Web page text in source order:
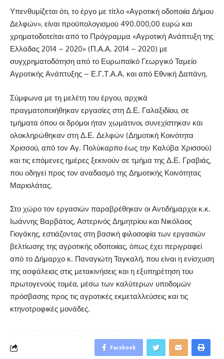
Υπενθυμίζεται ότι, το έργο με τίτλο «Αγροτική οδοποιία Δήμου
Δελφών», είναι προϋπολογισμού 490.000,00 ευρώ και
χρηματοδοτείται από το Πρόγραμμα «Αγροτική Ανάπτυξη της
Ελλάδας 2014 – 2020» (Π.Α.Α. 2014 – 2020) με
συγχρηματοδότηση από το Ευρωπαϊκό Γεωργικό Ταμείο
Αγροτικής Ανάπτυξης – Ε.Γ.Τ.Α.Α. και από Εθνική Δαπάνη.
Σύμφωνα με τη μελέτη του έργου, αρχικά
πραγματοποιήθηκαν εργασίες στη Δ.Ε. Γαλαξιδίου, σε
τμήματα όπου οι δρόμοι ήταν χωμάτινοι, συνεχίστηκαν και
ολοκληρώθηκαν στη Δ.Ε. Δελφών (Δημοτική Κοινότητα
Χρισσού, από τον Αγ. Πολύκαρπο έως την Καλύβα Χρισσού)
και τις επόμενες ημέρες ξεκινούν σε τμήμα της Δ.Ε. Γραβιάς,
που οδηγεί προς τον αναδασμό της Δημοτικής Κοινότητας
Μαριολάτας.
Στο χώρο τον εργασιών παραβρέθηκαν οι Αντιδήμαρχοι κ.κ.
Ιωάννης Βαρβάτος, Αστερινός Δημητρίου και Νικόλαος
Γιογάκης, εστιάζοντας στη βασική φιλοσοφία των εργασιών
βελτίωσης της αγροτικής οδοποιίας, όπως έχει περιγραφεί
από το Δήμαρχο κ. Παναγιώτη Ταγκαλή, που είναι η ενίσχυση
της ασφάλειας στις μετακινήσεις και η εξυπηρέτηση του
πρωτογενούς τομέα, μέσω των καλύτερων υποδομών
πρόσβασης προς τις αγροτικές εκμεταλλεύσεις και τις
κτηνοτροφικές μονάδες.
Facebook